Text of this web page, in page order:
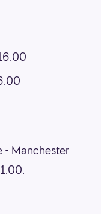
- Manchester